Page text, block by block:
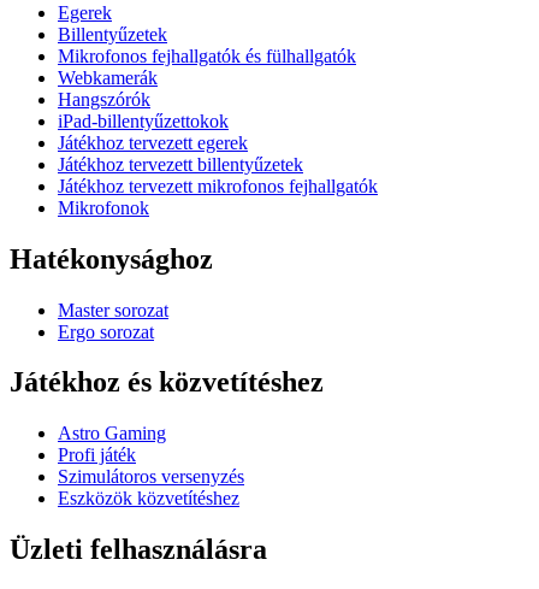
Egerek
Billentyűzetek
Mikrofonos fejhallgatók és fülhallgatók
Webkamerák
Hangszórók
iPad-billentyűzettokok
Játékhoz tervezett egerek
Játékhoz tervezett billentyűzetek
Játékhoz tervezett mikrofonos fejhallgatók
Mikrofonok
Hatékonysághoz
Master sorozat
Ergo sorozat
Játékhoz és közvetítéshez
Astro Gaming
Profi játék
Szimulátoros versenyzés
Eszközök közvetítéshez
Üzleti felhasználásra